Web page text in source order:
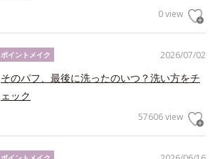
0 view
2026/07/02
ポイントメイク
そのパフ、最後に洗ったのいつ？洗い方をチ
ェック
57606 view